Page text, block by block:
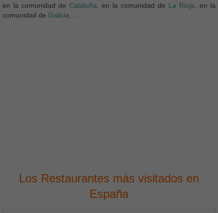
en la comunidad de Cataluña , en la comunidad de La Rioja , en la
comunidad de Galicia
Los Restaurantes más visitados en
España